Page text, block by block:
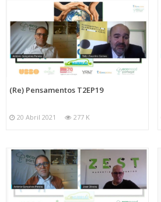
(Re) Pensamentos T2EP19
20 Abril 2021 277 K